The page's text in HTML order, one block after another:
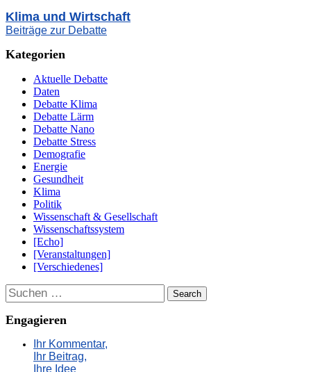
Klima und Wirtschaft
Beiträge zur Debatte
Kategorien
Aktuelle Debatte
Daten
Debatte Klima
Debatte Lärm
Debatte Nano
Debatte Stress
Demografie
Energie
Gesundheit
Klima
Politik
Wissenschaft & Gesellschaft
Wissenschaftssystem
[Echo]
[Veranstaltungen]
[Verschiedenes]
Suchen
Engagieren
Ihr Kommentar,
Ihr Beitrag,
Ihre Idee